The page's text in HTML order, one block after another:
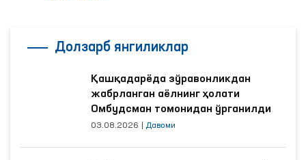
Долзарб янгиликлар
Қашқадарёда зўравонликдан
жабрланган аёлнинг ҳолати
Омбудсман томонидан ўрганилди
03.08.2026 Давоми